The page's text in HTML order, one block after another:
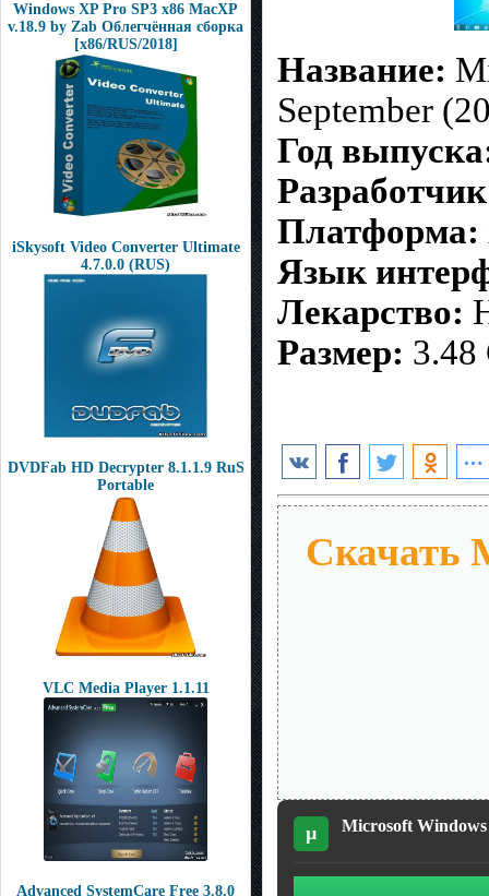
Windows XP Pro SP3 x86 MacXP
v.18.9 by Zab Облегчённая сборка
[x86/RUS/2018]
iSkysoft Video Converter Ultimate
4.7.0.0 (RUS)
DVDFab HD Decrypter 8.1.1.9 RuS
Portable
VLC Media Player 1.1.11
Advanced SystemCare Free 3.8.0
Название:
September
Год
Разработчик
Платформа:
Язык
Лекарство:
Размер: 3.48
Скачать
µ Microsoft